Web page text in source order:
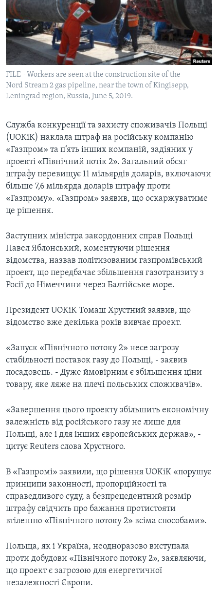
СУСПІЛЬСТВО
ЕКОНОМІКА
ІСТОРІЇ УСПІХУ УКРАЇНЦІВ
ТЕЛЕПРОГРАМИ
ЧАС-TIME
БРИФІНГ ГОЛОСУ АМЕРИКИ
СТУДІЯ ВАШИНГТОН
ВІКНО В АМЕРИКУ
ПОГЛЯД З ВАШИНГТОНА
ENGLISH
Learning English
МИ В СОЦМЕРЕЖАХ
Мови
FILE - Workers are seen at the construction site of the
Nord Stream 2 gas pipeline, near the town of Kingisepp,
Leningrad region, Russia, June 5, 2019.
Служба конкуренції та захисту споживачів Польщі
(UOKiK) наклала штраф на російську компанію
«Газпром» та п‘ять інших компаній, задіяних у
проекті «Північний потік 2». Загальний обсяг
штрафу перевищує 11 мільярдів доларів, включаючи
більше 7,6 мільярда доларів штрафу проти
«Газпрому». «Газпром» заявив, що оскаржуватиме
це рішення.
Заступник міністра закордонних справ Польщі
Павел Яблонський, коментуючи рішення
відомства, назвав політизованим газпромівський
проект, що передбачає збільшення газотранзиту з
Росії до Німеччини через Балтійське море.
Президент UOKiK Томаш Хрустний заявив, що
відомство вже декілька років вивчає проект.
«Запуск «Північного потоку 2» несе загрозу
стабільності поставок газу до Польщі, - заявив
посадовець. - Дуже ймовірним є збільшення ціни
товару, яке ляже на плечі польських споживачів».
«Завершення цього проекту збільшить економічну
залежність від російського газу не лише для
Польщі, але і для інших європейських держав», -
цитує Reuters слова Хрустного.
В «Газпромі» заявили, що рішення UOKiK «порушує
принципи законності, пропорційності та
справедливого суду, а безпрецедентний розмір
штрафу свідчить про бажання протистояти
втіленню «Північного потоку 2» всіма способами».
Польща, як і Україна, неодноразово виступала
проти добудови «Північного потоку 2», заявляючи,
що проект є загрозою для енергетичної
незалежності Європи.